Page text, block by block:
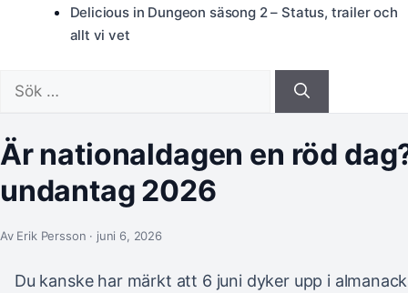
Delicious in Dungeon säsong 2 – Status, trailer och
allt vi vet
efter:
Är nationaldagen en röd
undantag 2026
Av Erik Persson · juni 6, 2026
Du kanske har märkt att 6 juni dyker upp i